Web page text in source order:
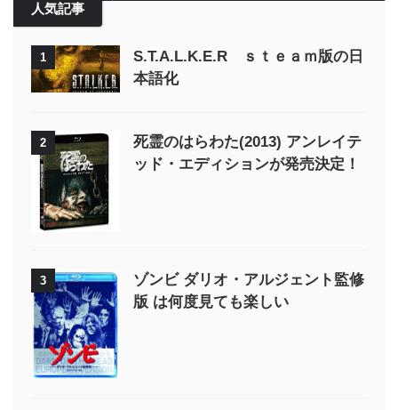
人気記事
1
S.T.A.L.K.E.R ｓｔｅａｍ版の日
本語化
2
死霊のはらわた(2013) アンレイテ
ッド・エディションが発売決定！
3
ゾンビ ダリオ・アルジェント監修
版 は何度見ても楽しい